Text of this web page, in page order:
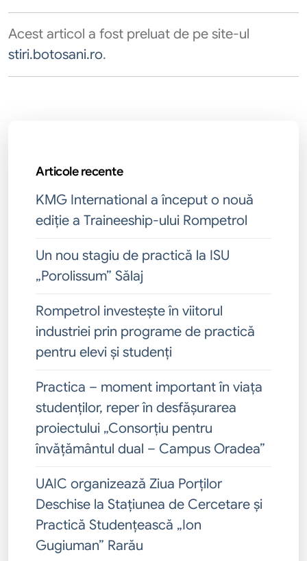
Acest articol a fost preluat de pe site-ul
stiri.botosani.ro.
Articole recente
KMG International a început o nouă
ediție a Traineeship-ului Rompetrol
Un nou stagiu de practică la ISU
„Porolissum” Sălaj
Rompetrol investește în viitorul
industriei prin programe de practică
pentru elevi și studenți
Practica – moment important în viața
studenților, reper în desfășurarea
proiectului „Consorțiu pentru
învățământul dual – Campus Oradea”
UAIC organizează Ziua Porților
Deschise la Stațiunea de Cercetare și
Practică Studențească „Ion
Gugiuman” Rarău